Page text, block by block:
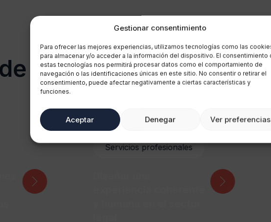
Gestionar consentimiento
Para ofrecer las mejores experiencias, utilizamos tecnologías como las
para almacenar y/o acceder a la información del dispositivo. El consentimiento
estas tecnologías nos permitirá procesar datos como el comportamiento de
navegación o las identificaciones únicas en este sitio. No consentir o retirar el
consentimiento, puede afectar negativamente a ciertas características y
funciones.
Aceptar Denegar Ver preferencias
éxito relacionados
Servicios profesionales